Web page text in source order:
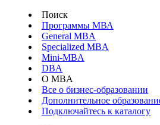
Поиск
Программы МВА
General MBA
Specialized MBA
Mini-MBA
DBA
О MBA
Все о бизнес-образовании
Дополнительное
Подключайтесь к каталогу